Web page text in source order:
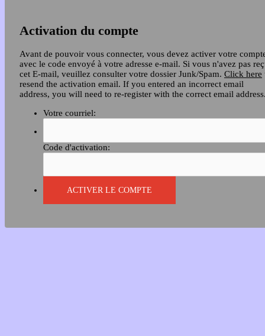
Activation du compte
Avant de pouvoir vous connecter, vous devez activer votre
avec le code envoyé à votre adresse e-mail. Si vous n'avez pas
cet E-mail, veuillez consulter votre dossier Junk/Spam. Click here
resend the activation email. If you entered an incorrect email
address, you will need to re-register with the correct email
Votre courriel:
Code d'activation: